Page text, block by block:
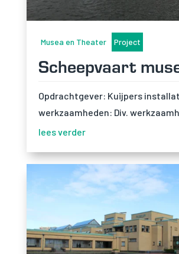
Musea en Theater Project
Scheepvaart
Opdrachtgever: Kuijpers
werkzaamheden: Div.
lees verder